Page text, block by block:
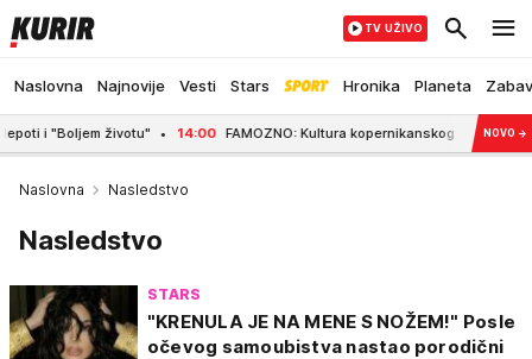
Naslovna Najnovije Vesti Stars Hronika Planeta
TV UŽIVO
životu" 14:00 FAMOZNO: Kultura kopernikanskog obrta 13:59NOVO →
Naslovna Nasledstvo
Nasledstvo
STARS
"KRENULA JE NA MENE S NOŽEM!" Posle
očevog samoubistva nastao porodični